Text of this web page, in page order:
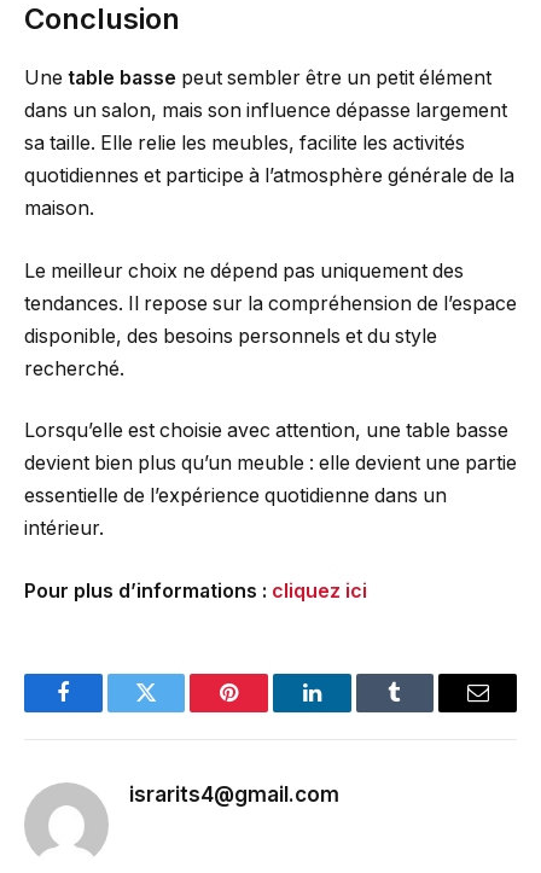
Conclusion
Une table basse peut sembler être un petit élément
dans un salon, mais son influence dépasse largement
sa taille. Elle relie les meubles, facilite les activités
quotidiennes et participe à l’atmosphère générale de la
maison.
Le meilleur choix ne dépend pas uniquement des
tendances. Il repose sur la compréhension de l’espace
disponible, des besoins personnels et du style
recherché.
Lorsqu’elle est choisie avec attention, une table basse
devient bien plus qu’un meuble : elle devient une partie
essentielle de l’expérience quotidienne dans un
intérieur.
Pour plus d’informations : cliquez ici
FacebookTwitter Pinterest LinkedInTumblr Email
israrits4@gmail.com